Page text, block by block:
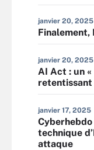
janvier 20, 2025
Finalement,
janvier 20, 2025
AI Act : un
retentissant
janvier 17, 2025
technique
attaque